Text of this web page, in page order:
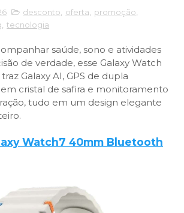
desconto oferta promoção
tecnologia
saúde, sono e atividades
de verdade, esse Galaxy Watch
Galaxy AI, GPS de dupla
cristal de safira e monitoramento
tudo em um design elegante
Watch7 40mm Bluetooth